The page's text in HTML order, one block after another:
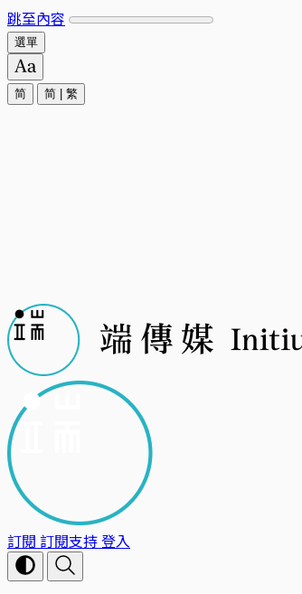
跳至內容
選單
简 简 繁
訂閱 訂閱支持登入